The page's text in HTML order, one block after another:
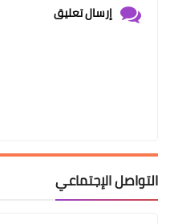
إرسال تعليق
التواصل الإجتماعي